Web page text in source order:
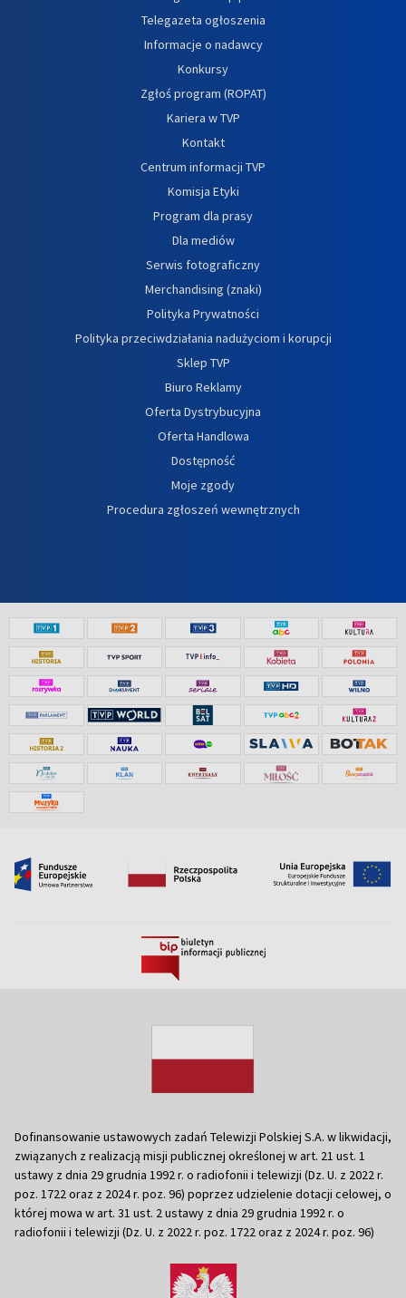
Telegazeta ogłoszenia
Informacje o nadawcy
Konkursy
Zgłoś program (ROPAT)
Kariera w TVP
Kontakt
Centrum informacji TVP
Komisja Etyki
Program dla prasy
Dla mediów
Serwis fotograficzny
Merchandising (znaki)
Polityka Prywatności
Polityka przeciwdziałania nadużyciom i korupcji
Sklep TVP
Biuro Reklamy
Oferta Dystrybucyjna
Oferta Handlowa
Dostępność
Moje zgody
Procedura zgłoszeń wewnętrznych
Dofinansowanie ustawowych zadań Telewizji Polskiej S.A. w likwidacji,
związanych z realizacją misji publicznej określonej w art. 21 ust. 1
ustawy z dnia 29 grudnia 1992 r. o radiofonii i telewizji (Dz. U. z 2022 r.
poz. 1722 oraz z 2024 r. poz. 96) poprzez udzielenie dotacji celowej, o
której mowa w art. 31 ust. 2 ustawy z dnia 29 grudnia 1992 r. o
radiofonii i telewizji (Dz. U. z 2022 r. poz. 1722 oraz z 2024 r. poz. 96)